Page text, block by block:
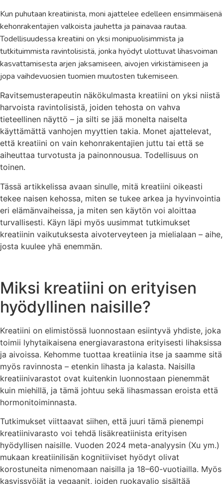
Kun puhutaan kreatiinista, moni ajattelee edelleen ensimmäisenä
kehonrakentajien valkoista jauhetta ja painavaa rautaa.
Todellisuudessa kreatiini on yksi monipuolisimmista ja
tutkituimmista ravintolisistä, jonka hyödyt ulottuvat lihasvoiman
kasvattamisesta arjen jaksamiseen, aivojen virkistämiseen ja
jopa vaihdevuosien tuomien muutosten tukemiseen.
Ravitsemusterapeutin näkökulmasta kreatiini on yksi niistä
harvoista ravintolisistä, joiden tehosta on vahva
tieteellinen näyttö – ja silti se jää monelta naiselta
käyttämättä vanhojen myyttien takia. Monet ajattelevat,
että kreatiini on vain kehonrakentajien juttu tai että se
aiheuttaa turvotusta ja painonnousua. Todellisuus on
toinen.
Tässä artikkelissa avaan sinulle, mitä kreatiini oikeasti
tekee naisen kehossa, miten se tukee arkea ja hyvinvointia
eri elämänvaiheissa, ja miten sen käytön voi aloittaa
turvallisesti. Käyn läpi myös uusimmat tutkimukset
kreatiinin vaikutuksesta aivoterveyteen ja mielialaan – aihe,
josta kuulee yhä enemmän.
Miksi kreatiini on erityisen
hyödyllinen naisille?
Kreatiini on elimistössä luonnostaan esiintyvä yhdiste, joka
toimii lyhytaikaisena energiavarastona erityisesti lihaksissa
ja aivoissa. Kehomme tuottaa kreatiinia itse ja saamme sitä
myös ravinnosta – etenkin lihasta ja kalasta. Naisilla
kreatiinivarastot ovat kuitenkin luonnostaan pienemmät
kuin miehillä, ja tämä johtuu sekä lihasmassan eroista että
hormonitoiminnasta.
Tutkimukset viittaavat siihen, että juuri tämä pienempi
kreatiinivarasto voi tehdä lisäkreatiinista erityisen
hyödyllisen naisille. Vuoden 2024 meta-analyysin (Xu ym.)
mukaan kreatiinilisän kognitiiviset hyödyt olivat
korostuneita nimenomaan naisilla ja 18–60-vuotiailla. Myös
kasvissyöjät ja vegaanit, joiden ruokavalio sisältää